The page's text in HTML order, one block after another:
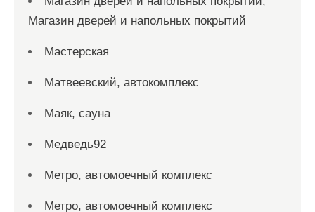
Магазин дверей и напольных покрытий
Мастерская
Матвеевский, автокомплекс
Маяк, сауна
Медведь92
Метро, автомоечный комплекс
Метро, автомоечный комплекс